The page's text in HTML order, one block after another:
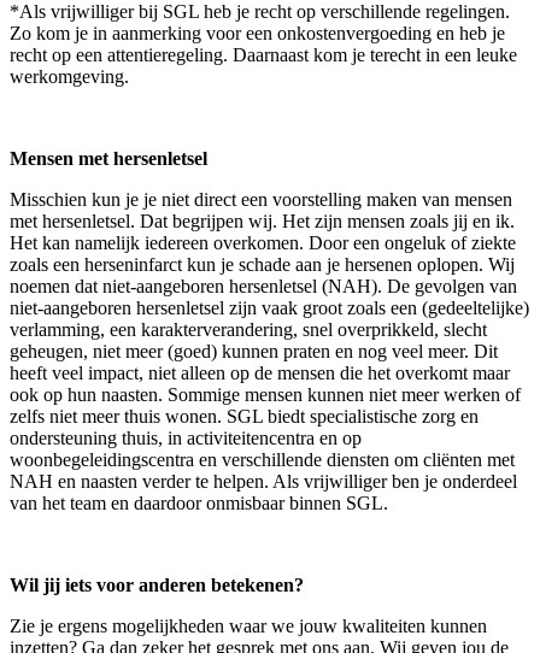
*Als vrijwilliger bij SGL heb je recht op verschillende regelingen.
Zo kom je in aanmerking voor een onkostenvergoeding en heb je
recht op een attentieregeling. Daarnaast kom je terecht in een leuke
werkomgeving.
Mensen met hersenletsel
Misschien kun je je niet direct een voorstelling maken van mensen
met hersenletsel. Dat begrijpen wij. Het zijn mensen zoals jij en ik.
Het kan namelijk iedereen overkomen. Door een ongeluk of ziekte
zoals een herseninfarct kun je schade aan je hersenen oplopen. Wij
noemen dat niet-aangeboren hersenletsel (NAH). De gevolgen van
niet-aangeboren hersenletsel zijn vaak groot zoals een (gedeeltelijke)
verlamming, een karakterverandering, snel overprikkeld, slecht
geheugen, niet meer (goed) kunnen praten en nog veel meer. Dit
heeft veel impact, niet alleen op de mensen die het overkomt maar
ook op hun naasten. Sommige mensen kunnen niet meer werken of
zelfs niet meer thuis wonen. SGL biedt specialistische zorg en
ondersteuning thuis, in activiteitencentra en op
woonbegeleidingscentra en verschillende diensten om cliënten met
NAH en naasten verder te helpen. Als vrijwilliger ben je onderdeel
van het team en daardoor onmisbaar binnen SGL.
Wil jij iets voor anderen betekenen?
Zie je ergens mogelijkheden waar we jouw kwaliteiten kunnen
inzetten? Ga dan zeker het gesprek met ons aan. Wij geven jou de